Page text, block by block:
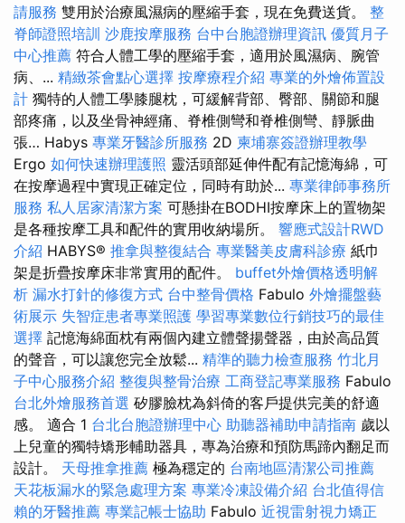
請服務 雙用於治療風濕病的壓縮手套，現在免費送貨。 整
脊師證照培訓 沙鹿按摩服務 台中台胞證辦理資訊 優質月子
中心推薦 符合人體工學的壓縮手套，適用於風濕病、腕管
病、... 精緻茶會點心選擇 按摩療程介紹 專業的外燴佈置設
計 獨特的人體工學膝腿枕，可緩解背部、臀部、關節和腿
部疼痛，以及坐骨神經痛、脊椎側彎和脊椎側彎、靜脈曲
張… Habys 專業牙醫診所服務 2D 柬埔寨簽證辦理教學
Ergo 如何快速辦理護照 靈活頭部延伸件配有記憶海綿，可
在按摩過程中實現正確定位，同時有助於... 專業律師事務所
服務 私人居家清潔方案 可懸掛在BODHI按摩床上的置物架
是各種按摩工具和配件的實用收納場所。 響應式設計RWD
介紹 HABYS® 推拿與整復結合 專業醫美皮膚科診療 紙巾
架是折疊按摩床非常實用的配件。 buffet外燴價格透明解
析 漏水打針的修復方式 台中整骨價格 Fabulo 外燴擺盤藝
術展示 失智症患者專業照護 學習專業數位行銷技巧的最佳
選擇 記憶海綿面枕有兩個內建立體聲揚聲器，由於高品質
的聲音，可以讓您完全放鬆... 精準的聽力檢查服務 竹北月
子中心服務介紹 整復與整骨治療 工商登記專業服務 Fabulo
台北外燴服務首選 矽膠臉枕為斜倚的客戶提供完美的舒適
感。 適合 1 台北台胞證辦理中心 助聽器補助申請指南 歲以
上兒童的獨特矯形輔助器具，專為治療和預防馬蹄內翻足而
設計。 天母推拿推薦 極為穩定的 台南地區清潔公司推薦
天花板漏水的緊急處理方案 專業冷凍設備介紹 台北值得信
賴的牙醫推薦 專業記帳士協助 Fabulo 近視雷射視力矯正